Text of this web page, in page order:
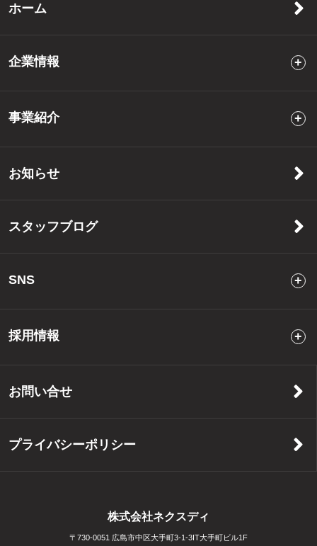
ホーム
企業情報
事業紹介
お知らせ
スタッフブログ
SNS
採用情報
お問い合せ
プライバシーポリシー
株式会社ネクスディ
〒730-0051 広島市中区大手町3-1-3IT大手町ビル1F